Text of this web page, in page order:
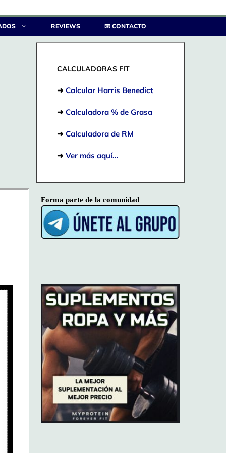
REVIEWS 📧 CONTACTO
CALCULADORAS FIT
➜ Calcular Harris Benedict
➜ Calculadora % de Grasa
➜ Calculadora de RM
➜ Ver más aquí…
Forma parte de la comunidad